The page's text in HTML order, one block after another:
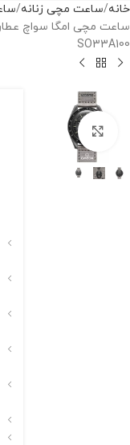
خانه ساعت مچی زنانه
SO33A100
برای بزرگنمایی